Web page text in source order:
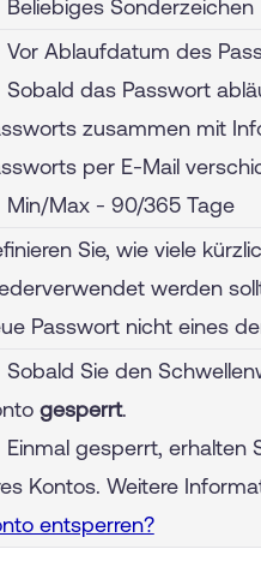
Beliebiges Sonderzeichen
Vor Ablaufdatum des
Sobald das Passwort
zusammen mit
per E-Mail
Min/Max - 90/365 Tage
Sie, wie viele
werden
Passwort nicht eines
Sobald Sie den
gesperrt.
Einmal gesperrt, erhalten
Kontos. Weitere
entsperren?